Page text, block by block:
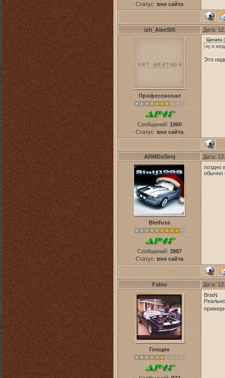
Статус: вне сайта
izh_AlexSIS Дата:
Профессионал
Сообщений: 1960
Статус: вне сайта
Цитата (
ну и
Это
ARMDxSinij Дата:
Bleifuss
Сообщений: 3987
Статус: вне сайта
поздно
обычно
Fabio Дата:
Гонщик
BriaN